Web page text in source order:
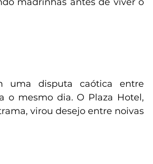
uma disputa caótica entre
o mesmo dia. O Plaza Hotel,
virou desejo entre noivas